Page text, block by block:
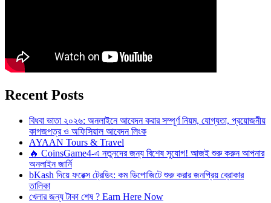
Recent Posts
বিধবা ভাতা ২০২৬: অনলাইনে আবেদন করার সম্পূর্ণ নিয়ম, যোগ্যতা, প্রয়োজনীয়
কাগজপত্র ও অফিসিয়াল আবেদন লিংক
AYAAN Tours & Travel
🔥 CoinsGame4-এ নতুনদের জন্য বিশেষ সুযোগ! আজই শুরু করুন আপনার
অনলাইন জার্নি
bKash দিয়ে ফরেক্স ট্রেডিং: কম ডিপোজিটে শুরু করার জনপ্রিয় ব্রোকার
তালিকা
খেলার জন্য টাকা শেষ ? Earn Here Now